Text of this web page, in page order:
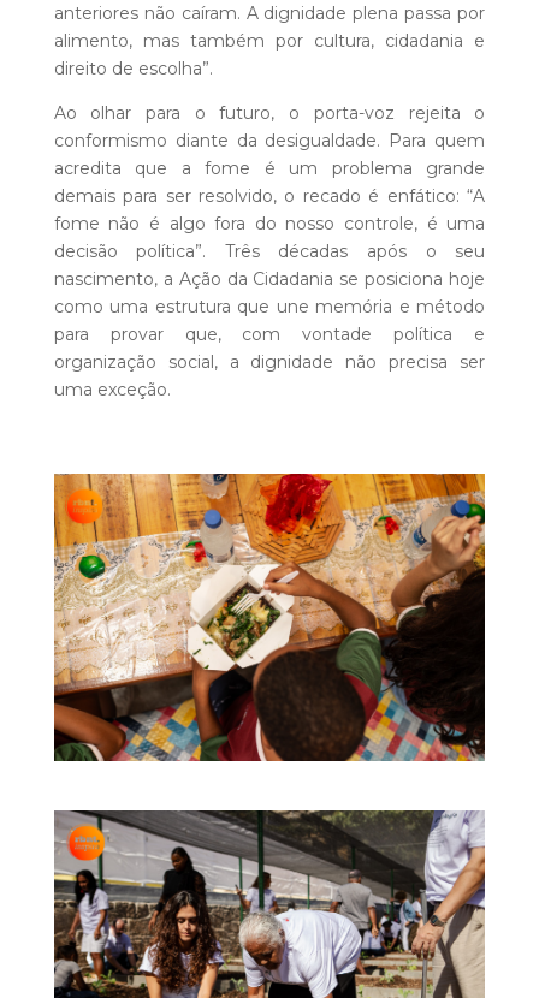
anteriores não caíram. A dignidade plena passa por
alimento, mas também por cultura, cidadania e
direito de escolha”.
Ao olhar para o futuro, o porta-voz rejeita o
conformismo diante da desigualdade. Para quem
acredita que a fome é um problema grande
demais para ser resolvido, o recado é enfático: “A
fome não é algo fora do nosso controle, é uma
decisão política”. Três décadas após o seu
nascimento, a Ação da Cidadania se posiciona hoje
como uma estrutura que une memória e método
para provar que, com vontade política e
organização social, a dignidade não precisa ser
uma exceção.